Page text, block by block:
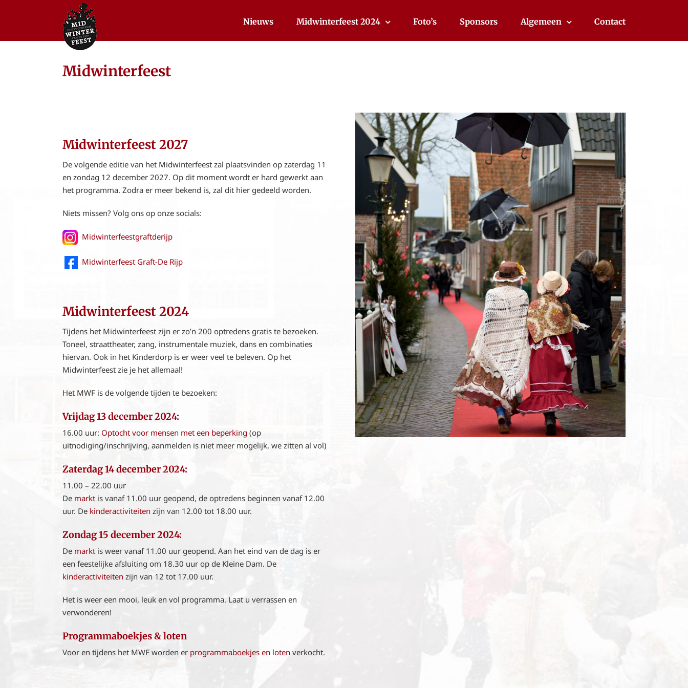
Nieuws Midwinterfeest 2024 Foto’s Sponsors Algemeen Contact
Midwinterfeest
Midwinterfeest 2027
De volgende editie van het Midwinterfeest zal plaatsvinden op zaterdag 11
en zondag 12 december 2027. Op dit moment wordt er hard gewerkt aan
het programma. Zodra er meer bekend is, zal dit hier gedeeld worden.
Niets missen? Volg ons op onze socials:
Midwinterfeestgraftderijp
Midwinterfeest Graft-De Rijp
Midwinterfeest 2024
Tijdens het Midwinterfeest zijn er zo’n 200 optredens gratis te bezoeken.
Toneel, straattheater, zang, instrumentale muziek, dans en combinaties
hiervan. Ook in het Kinderdorp is er weer veel te beleven. Op het
Midwinterfeest zie je het allemaal!
Het MWF is de volgende tijden te bezoeken:
Vrijdag 13 december 2024:
16.00 uur: Optocht voor mensen met een beperking (op
uitnodiging/inschrijving, aanmelden is niet meer mogelijk, we zitten al vol)
Zaterdag 14 december 2024:
11.00 – 22.00 uur
De markt is vanaf 11.00 uur geopend, de optredens beginnen vanaf 12.00
uur. De kinderactiviteiten zijn van 12.00 tot 18.00 uur.
Zondag 15 december 2024:
De markt is weer vanaf 11.00 uur geopend. Aan het eind van de dag is er
een feestelijke afsluiting om 18.30 uur op de Kleine Dam. De
kinderactiviteiten zijn van 12 tot 17.00 uur.
Het is weer een mooi, leuk en vol programma. Laat u verrassen en
verwonderen!
Programmaboekjes & loten
Voor en tijdens het MWF worden er programmaboekjes en loten verkocht.